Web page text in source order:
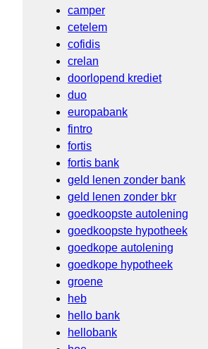
camper
cetelem
cofidis
crelan
doorlopend krediet
duo
europabank
fintro
fortis
fortis bank
geld lenen zonder bank
geld lenen zonder bkr
goedkoopste autolening
goedkoopste hypotheek
goedkope autolening
goedkope hypotheek
groene
heb
hello bank
hellobank